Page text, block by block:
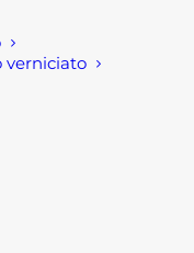
verniciato
che
Altrettanto
utilizzata
del